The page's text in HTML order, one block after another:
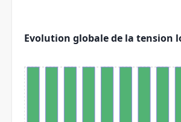
Evolution globale de la tension